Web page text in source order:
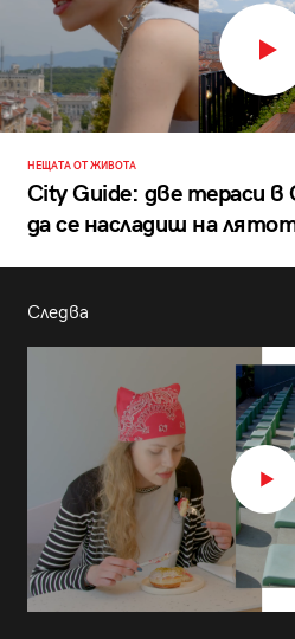
НЕЩАТА ОТ ЖИВОТА
City Guide: две тераси
да се насладиш на
Следва